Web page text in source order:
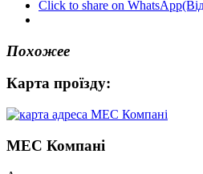
Click to share on
Похожее
Карта проїзду:
МЕС Компані